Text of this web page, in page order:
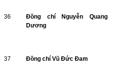
36
Đồng chí Nguyễn Quang
Dương
37 Đồng chí Vũ Đức Đam